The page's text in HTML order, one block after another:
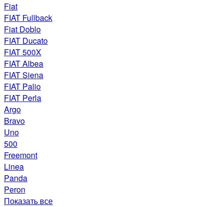
Fiat
FIAT Fullback
Fiat Doblo
FIAT Ducato
FIAT 500X
FIAT Albea
FIAT Siena
FIAT Palio
FIAT Perla
Argo
Bravo
Uno
500
Freemont
Linea
Panda
Peron
Показать все